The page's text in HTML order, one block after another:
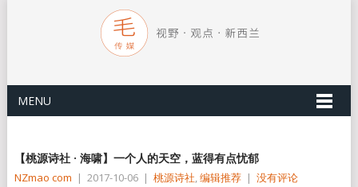
MENU
【桃源诗社 · 海啸】一个人的天空，蓝得有点忧郁
NZmao com | 2017-10-06 | 桃源诗社,编辑推荐 | 没有评论